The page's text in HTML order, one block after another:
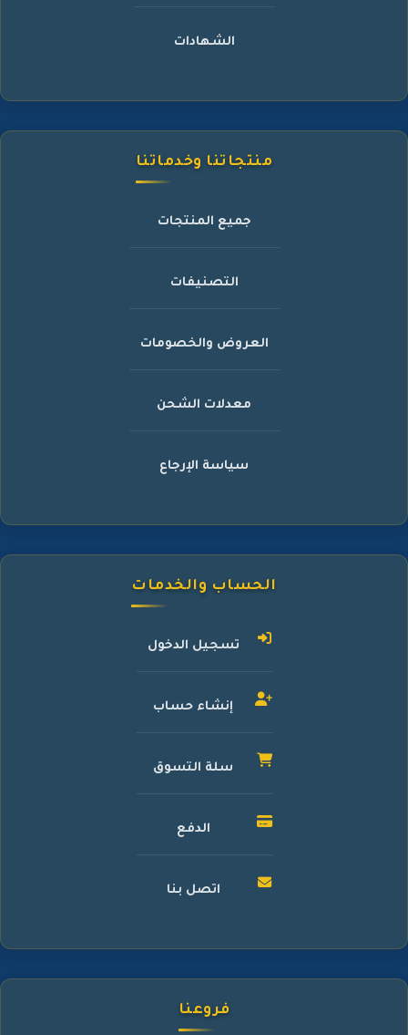
الشهادات
منتجاتنا وخدماتنا
جميع المنتجات
التصنيفات
العروض والخصومات
معدلات الشحن
سياسة الإرجاع
الحساب والخدمات
تسجيل الدخول
إنشاء حساب
سلة التسوق
الدفع
اتصل بنا
فروعنا